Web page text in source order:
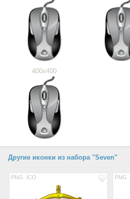
400x400
Другие иконки из набора "Seven"
PNG ICO PNG